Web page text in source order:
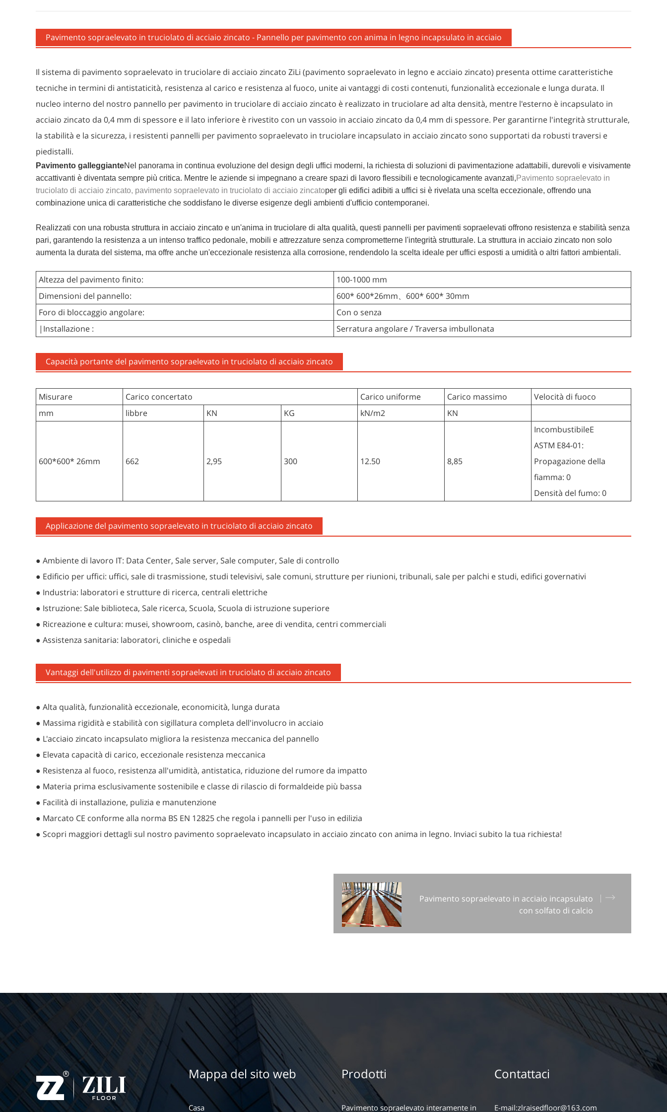
Pavimento sopraelevato in truciolato di acciaio zincato - Pannello per pavimento con anima in legno incapsulato in acciaio
Il sistema di pavimento sopraelevato in truciolare di acciaio zincato ZiLi (pavimento sopraelevato in legno e acciaio zincato) presenta ottime caratteristiche
tecniche in termini di antistaticità, resistenza al carico e resistenza al fuoco, unite ai vantaggi di costi contenuti, funzionalità eccezionale e lunga durata. Il
nucleo interno del nostro pannello per pavimento in truciolare di acciaio zincato è realizzato in truciolare ad alta densità, mentre l'esterno è incapsulato in
acciaio zincato da 0,4 mm di spessore e il lato inferiore è rivestito con un vassoio in acciaio zincato da 0,4 mm di spessore. Per garantirne l'integrità strutturale,
la stabilità e la sicurezza, i resistenti pannelli per pavimento sopraelevato in truciolare incapsulato in acciaio zincato sono supportati da robusti traversi e
piedistalli.
Pavimento galleggianteNel panorama in continua evoluzione del design degli uffici moderni, la richiesta di soluzioni di pavimentazione adattabili, durevoli e visivamente
accattivanti è diventata sempre più critica. Mentre le aziende si impegnano a creare spazi di lavoro flessibili e tecnologicamente avanzati, Pavimento sopraelevato in
truciolato di acciaio zincato, pavimento sopraelevato in truciolato di acciaio zincatoper gli edifici adibiti a uffici si è rivelata una scelta eccezionale, offrendo una
combinazione unica di caratteristiche che soddisfano le diverse esigenze degli ambienti d'ufficio contemporanei.
Realizzati con una robusta struttura in acciaio zincato e un'anima in truciolare di alta qualità, questi pannelli per pavimenti sopraelevati offrono resistenza e stabilità senza
pari, garantendo la resistenza a un intenso traffico pedonale, mobili e attrezzature senza comprometterne l'integrità strutturale. La struttura in acciaio zincato non solo
aumenta la durata del sistema, ma offre anche un'eccezionale resistenza alla corrosione, rendendolo la scelta ideale per uffici esposti a umidità o altri fattori ambientali.
Altezza del pavimento finito:
100-1000 mm
Dimensioni del pannello:
600* 600*26mm、600* 600* 30mm
Foro di bloccaggio angolare:
Con o senza
|Installazione :
Serratura angolare / Traversa imbullonata
Capacità portante del pavimento sopraelevato in truciolato di acciaio zincato
Misurare Carico concertato Carico uniforme Carico massimo
Velocità di fuoco
mm
libbre KN KG kN/m2 KN
600*600* 26mm 662 2,95 300 12.50 8,85
IncombustibileE
ASTM E84-01:
Propagazione della
fiamma: 0
Densità del fumo: 0
Applicazione del pavimento sopraelevato in truciolato di acciaio zincato
● Ambiente di lavoro IT: Data Center, Sale server, Sale computer, Sale di controllo
● Edificio per uffici: uffici, sale di trasmissione, studi televisivi, sale comuni, strutture per riunioni, tribunali, sale per palchi e studi, edifici governativi
● Industria: laboratori e strutture di ricerca, centrali elettriche
● Istruzione: Sale biblioteca, Sale ricerca, Scuola, Scuola di istruzione superiore
● Ricreazione e cultura: musei, showroom, casinò, banche, aree di vendita, centri commerciali
● Assistenza sanitaria: laboratori, cliniche e ospedali
Vantaggi dell'utilizzo di pavimenti sopraelevati in truciolato di acciaio zincato
● Alta qualità, funzionalità eccezionale, economicità, lunga durata
● Massima rigidità e stabilità con sigillatura completa dell'involucro in acciaio
● L'acciaio zincato incapsulato migliora la resistenza meccanica del pannello
● Elevata capacità di carico, eccezionale resistenza meccanica
● Resistenza al fuoco, resistenza all'umidità, antistatica, riduzione del rumore da impatto
● Materia prima esclusivamente sostenibile e classe di rilascio di formaldeide più bassa
● Facilità di installazione, pulizia e manutenzione
● Marcato CE conforme alla norma BS EN 12825 che regola i pannelli per l'uso in edilizia
● Scopri maggiori dettagli sul nostro pavimento sopraelevato incapsulato in acciaio zincato con anima in legno. Inviaci subito la tua richiesta!
Pavimento sopraelevato in acciaio incapsulato
con solfato di calcio
Mappa del sito web
Casa
Prodotti
Pavimento sopraelevato interamente in
Contattaci
E-mail:zlraisedfloor@163.com